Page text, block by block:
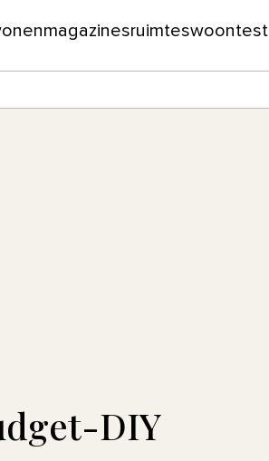
magazinesruimteswoontest
DIY